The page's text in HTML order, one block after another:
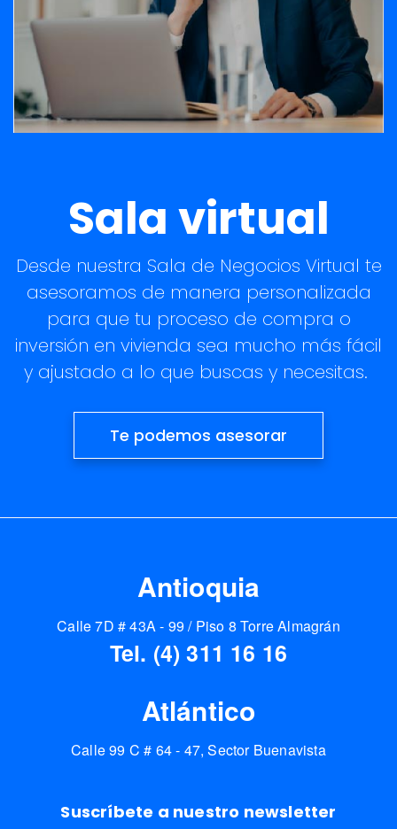
Sala virtual
Desde nuestra Sala de Negocios Virtual te
asesoramos de manera personalizada
para que tu proceso de compra o
inversión en vivienda sea mucho más fácil
y ajustado a lo que buscas y necesitas.
Te podemos asesorar
Antioquia
Calle 7D # 43A - 99 / Piso 8 Torre Almagrán
Tel. (4) 311 16 16
Atlántico
Calle 99 C # 64 - 47, Sector Buenavista
Suscríbete a nuestro newsletter